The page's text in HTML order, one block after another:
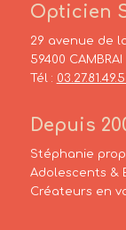
Opticien
29 avenue de
59400 CAMBRAI
Tél :
Depuis
Stéphanie
Adolescents &
Créateurs en